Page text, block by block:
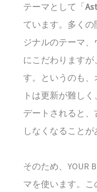
テーマとして「
ています。多く
ジナルのテーマ
にこだわります
す。というのも
トは更新が難しく
デートされると
しなくなることが
そのため、YOUR
マを使います。